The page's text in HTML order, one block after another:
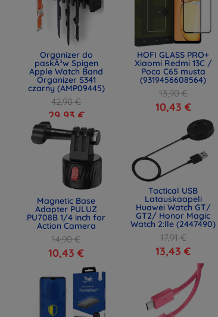
Organizer do
paskÃ³w Spigen
Apple Watch Band
Organizer S341
czarny (AMP09445)
42,90 €
29,93 €
HOFI GLASS PRO+
Xiaomi Redmi 13C /
Poco C65 musta
(9319456608564)
13,90 €
10,43 €
Magnetic Base
Adapter PULUZ
PU708B 1/4 inch for
Action Camera
14,90 €
10,43 €
Tactical USB
Latauskaapeli
Huawei Watch GT/
GT2/ Honor Magic
Watch 2:lle (2447490)
17,91 €
13,43 €